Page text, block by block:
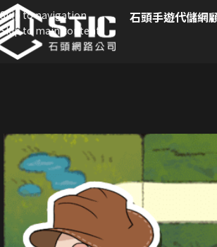
Skip to navigation
Skip to main content
石頭手遊代儲網